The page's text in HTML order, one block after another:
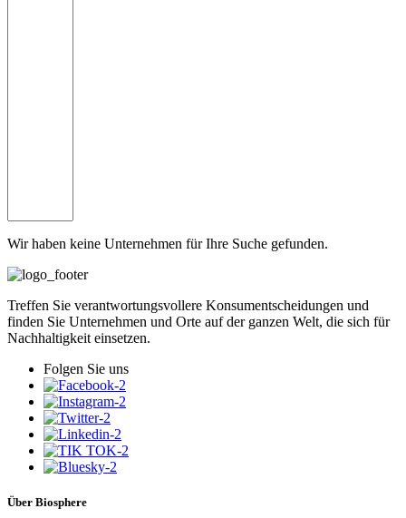
Wir haben keine Unternehmen für Ihre Suche gefunden.
Treffen Sie verantwortungsvollere Konsumentscheidungen und
finden Sie Unternehmen und Orte auf der ganzen Welt, die sich für
Nachhaltigkeit einsetzen.
Folgen Sie uns
Über Biosphere